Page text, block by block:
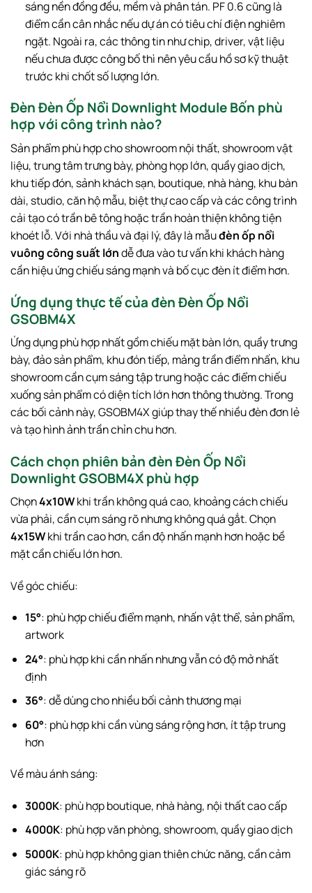
sáng nền đồng đều, mềm và phân tán. PF 0.6 cũng là
điểm cần cân nhắc nếu dự án có tiêu chí điện nghiêm
ngặt. Ngoài ra, các thông tin như chip, driver, vật liệu
nếu chưa được công bố thì nên yêu cầu hồ sơ kỹ thuật
trước khi chốt số lượng lớn.
Đèn Đèn Ốp Nổi Downlight Module Bốn phù
hợp với công trình nào?
Sản phẩm phù hợp cho showroom nội thất, showroom vật
liệu, trung tâm trưng bày, phòng họp lớn, quầy giao dịch,
khu tiếp đón, sảnh khách sạn, boutique, nhà hàng, khu bàn
dài, studio, căn hộ mẫu, biệt thự cao cấp và các công trình
cải tạo có trần bê tông hoặc trần hoàn thiện không tiện
khoét lỗ. Với nhà thầu và đại lý, đây là mẫuđèn ốp nổi
vuông công suất lớndễ đưa vào tư vấn khi khách hàng
cần hiệu ứng chiếu sáng mạnh và bố cục đèn ít điểm hơn.
Ứng dụng thực tế của đèn Đèn Ốp Nổi
GSOBM4X
Ứng dụng phù hợp nhất gồm chiếu mặt bàn lớn, quầy trưng
bày, đảo sản phẩm, khu đón tiếp, mảng trần điểm nhấn, khu
showroom cần cụm sáng tập trung hoặc các điểm chiếu
xuống sản phẩm có diện tích lớn hơn thông thường. Trong
các bối cảnh này, GSOBM4X giúp thay thế nhiều đèn đơn lẻ
và tạo hình ảnh trần chỉn chu hơn.
Cách chọn phiên bản đèn Đèn Ốp Nổi
Downlight GSOBM4X phù hợp
Chọn4x10Wkhi trần không quá cao, khoảng cách chiếu
vừa phải, cần cụm sáng rõ nhưng không quá gắt. Chọn
4x15Wkhi trần cao hơn, cần độ nhấn mạnh hơn hoặc bề
mặt cần chiếu lớn hơn.
Về góc chiếu:
15°: phù hợp chiếu điểm mạnh, nhấn vật thể, sản phẩm,
artwork
24°: phù hợp khi cần nhấn nhưng vẫn có độ mở nhất
định
36°: dễ dùng cho nhiều bối cảnh thương mại
60°: phù hợp khi cần vùng sáng rộng hơn, ít tập trung
hơn
Về màu ánh sáng:
3000K: phù hợp boutique, nhà hàng, nội thất cao cấp
4000K: phù hợp văn phòng, showroom, quầy giao dịch
5000K: phù hợp không gian thiên chức năng, cần cảm
giác sáng rõ